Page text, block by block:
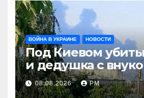
ВОЙНА В УКРАИНЕ НОВОСТИ
Под Киевом
и дедушка с
Поволжье и на
вновь горят НПЗ
08.08.2026 РМ